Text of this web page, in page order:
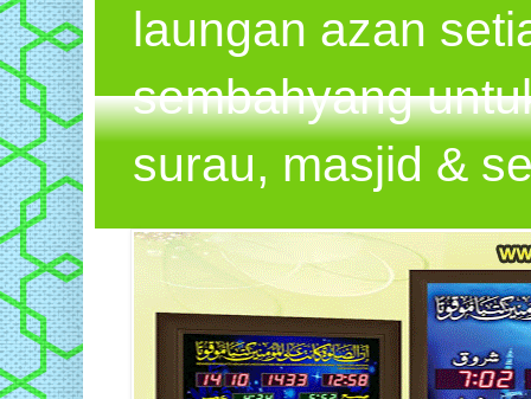
laungan azan
sembahyang
surau, masjid &